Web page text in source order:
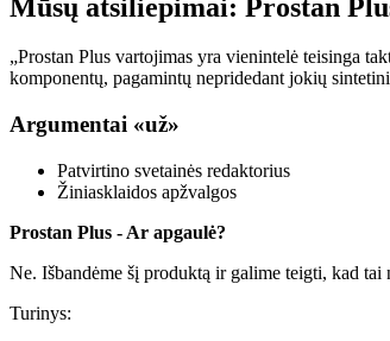
Mūsų atsiliepimai: Prostan
„Prostan Plus vartojimas yra vienintelė teisinga
komponentų, pagamintų nepridedant jokių
Argumentai «už»
Patvirtino svetainės redaktorius
Žiniasklaidos apžvalgos
Prostan Plus - Ar apgaulė?
Ne. Išbandėme šį produktą ir galime teigti, kad tai
Turinys: